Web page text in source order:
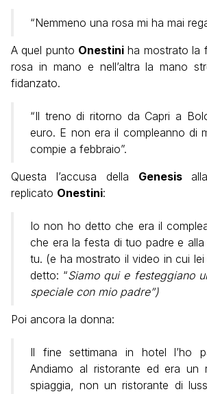
“Nemmeno una rosa mi ha mai
A quel punto Onestini ha mostrato la
rosa in mano e nell’altra la mano
fidanzato.
“Il treno di ritorno da Capri a
euro. E non era il compleanno di
compie a febbraio”.
Questa l’accusa della Genesis
replicato Onestini:
Io non ho detto che era il
che era la festa di tuo padre e alla
tu. (e ha mostrato il video in cui
detto: “Siamo qui e festeggiano
speciale con mio padre”)
Poi ancora la donna:
Il fine settimana in hotel l’ho
Andiamo al ristorante ed era un
spiaggia, non un ristorante di